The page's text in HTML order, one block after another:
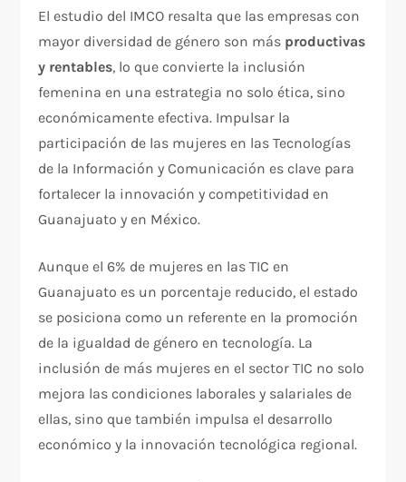
El estudio del IMCO resalta que las empresas con
mayor diversidad de género son más productivas
y rentables, lo que convierte la inclusión
femenina en una estrategia no solo ética, sino
económicamente efectiva. Impulsar la
participación de las mujeres en las Tecnologías
de la Información y Comunicación es clave para
fortalecer la innovación y competitividad en
Guanajuato y en México.
Aunque el 6% de mujeres en las TIC en
Guanajuato es un porcentaje reducido, el estado
se posiciona como un referente en la promoción
de la igualdad de género en tecnología. La
inclusión de más mujeres en el sector TIC no solo
mejora las condiciones laborales y salariales de
ellas, sino que también impulsa el desarrollo
económico y la innovación tecnológica regional.